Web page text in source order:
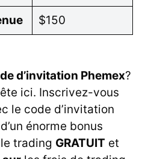
$150
d’invitation Phemex?
ici. Inscrivez-vous
le code d’invitation
énorme bonus
trading GRATUIT et